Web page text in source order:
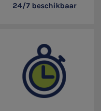
24/7 beschikbaar